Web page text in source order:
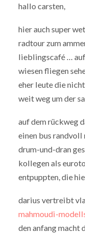
hallo carsten,
hier auch super
radtour zum
lieblingscafé …
wiesen fliegen
eher leute die
weit weg um der
auf dem rückweg
einen bus randvoll
drum-und-dran
kollegen als
entpuppten, die
darius vertreibt
mahmoudi-
den anfang macht